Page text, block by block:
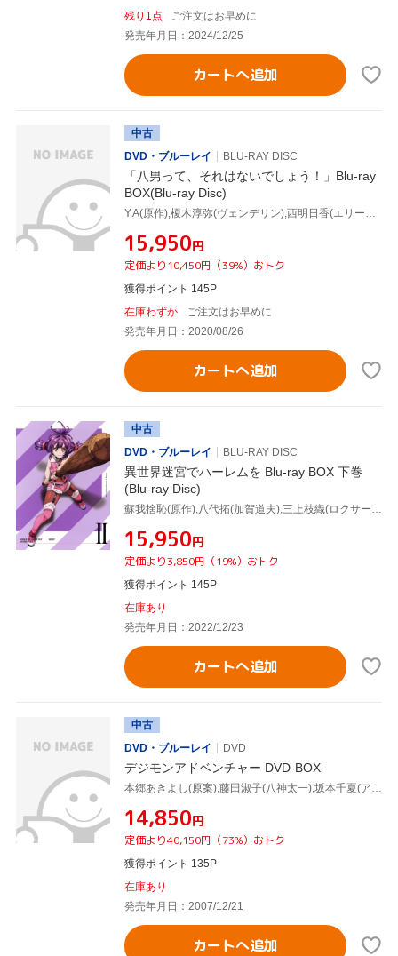
残り1点
ご注文はお早めに
発売年月日：2024/12/25
カートへ追加
中古
DVD・ブルーレイ
BLU-RAY DISC
「八男って、それはないでしょう！」Blu-ray
BOX(Blu-ray Disc)
¥15,950円
定価より10,450円（39%）おトク
獲得ポイント 145P
在庫わずか
ご注文はお早めに
発売年月日：2020/08/26
カートへ追加
中古
DVD・ブルーレイ
BLU-RAY DISC
異世界迷宮でハーレムを Blu-ray BOX 下巻
(Blu-ray Disc)
¥15,950円
定価より3,850円（19%）おトク
獲得ポイント 145P
在庫あり
発売年月日：2022/12/23
カートへ追加
中古
DVD・ブルーレイ
DVD
デジモンアドベンチャー DVD-BOX
¥14,850円
定価より40,150円（73%）おトク
獲得ポイント 135P
在庫あり
発売年月日：2007/12/21
カートへ追加